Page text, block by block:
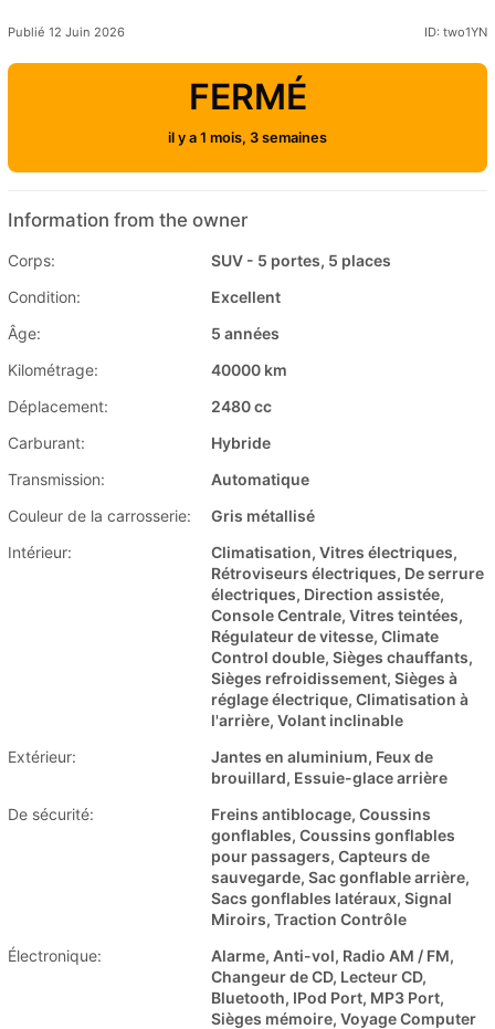
Publié 12 Juin 2026 ID: two1YN
FERMÉ
il y a 1 mois, 3 semaines
Information from the owner
Corps:
SUV - 5 portes, 5 places
Condition:
Excellent
Âge:
5 années
Kilométrage:
40000 km
Déplacement:
2480 cc
Carburant:
Hybride
Transmission:
Automatique
Couleur de la carrosserie:
Gris métallisé
Intérieur:
Climatisation, Vitres électriques,
Rétroviseurs électriques, De serrure
électriques, Direction assistée,
Console Centrale, Vitres teintées,
Régulateur de vitesse, Climate
Control double, Sièges chauffants,
Sièges refroidissement, Sièges à
réglage électrique, Climatisation à
l'arrière, Volant inclinable
Extérieur:
Jantes en aluminium, Feux de
brouillard, Essuie-glace arrière
De sécurité:
Freins antiblocage, Coussins
gonflables, Coussins gonflables
pour passagers, Capteurs de
sauvegarde, Sac gonflable arrière,
Sacs gonflables latéraux, Signal
Miroirs, Traction Contrôle
Électronique:
Alarme, Anti-vol, Radio AM / FM,
Changeur de CD, Lecteur CD,
Bluetooth, IPod Port, MP3 Port,
Sièges mémoire, Voyage Computer